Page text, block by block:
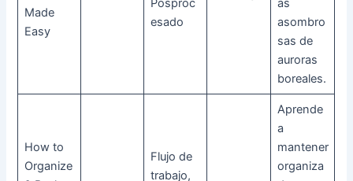
Made
Easy
Posproc
esado
as
asombro
sas de
auroras
boreales.
How to
Organize
Flujo de
trabajo,
Aprende
a
mantener
organiza